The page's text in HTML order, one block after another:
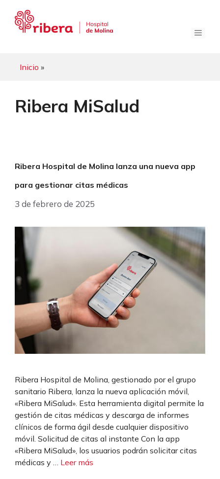
contenido
Menú
Inicio »
Ribera MiSalud
Ribera Hospital de Molina lanza una nueva app
para gestionar citas médicas
3 de febrero de 2025
Ribera Hospital de Molina, gestionado por el grupo
sanitario Ribera, lanza la nueva aplicación móvil,
«Ribera MiSalud». Esta herramienta digital permite la
gestión de citas médicas y descarga de informes
clínicos de forma ágil desde cualquier dispositivo
móvil. Solicitud de citas al instante Con la app
«Ribera MiSalud», los usuarios podrán solicitar citas
médicas y … Leer más